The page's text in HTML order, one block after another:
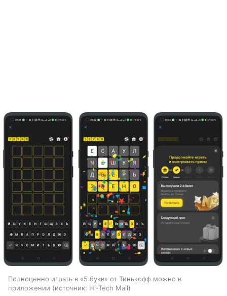
Полноценно играть в «5 букв» от Тинькофф можно в
приложении
источник: Hi-Tech Mail